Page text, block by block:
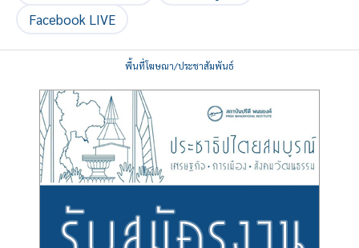
Facebook LIVE
พื้นที่โฆษณา/ประชาสัมพันธ์